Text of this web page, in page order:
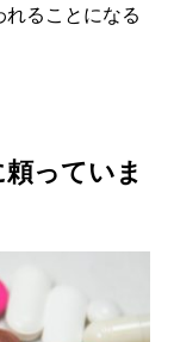
ることになる
っていま